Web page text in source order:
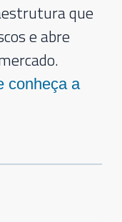
que
e abre
conheça a